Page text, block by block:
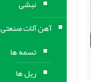
نبشی
آهن آلات صنعتی
تسمه ها
ریل ها